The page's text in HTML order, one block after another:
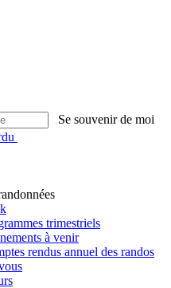
Se souvenir de moi
trimestriels
à venir
rendus annuel des randos